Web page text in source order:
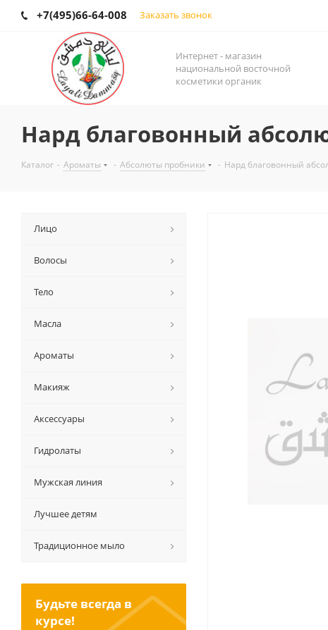
+7(495)66-64-008 Заказать звонок
Интернет - магазин
национальной восточной
косметики органик
Нард благовонный
Каталог - Ароматы - Абсолюты пробники - Нард благовонный
Лицо
Волосы
Тело
Масла
Ароматы
Макияж
Аксессуары
Гидролаты
Мужская линия
Лучшее детям
Традиционное мыло
Будьте всегда в
курсе!